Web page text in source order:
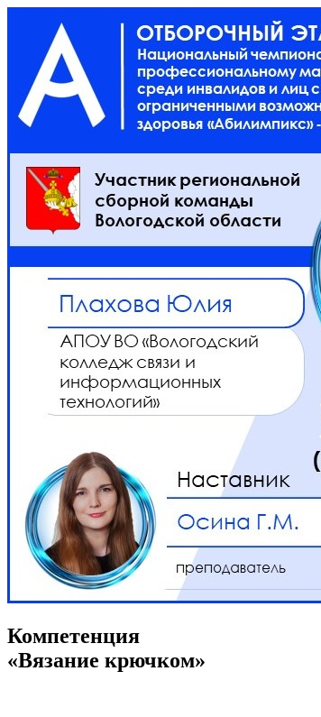
Компетенция
«Вязание крючком»